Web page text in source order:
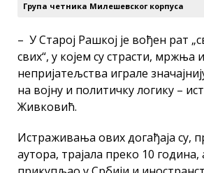
Група четника Милешевског корпуса
– У Старој Рашкој је вођен рат
свих“, у којем су страсти, мржња
непријатељства играле
на војну и политичку логику –
Живковић.
Истраживања ових догађаја су,
аутора, трајала преко 10 година,